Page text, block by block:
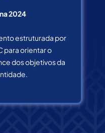
2024
estruturada por
para orientar o
dos objetivos da